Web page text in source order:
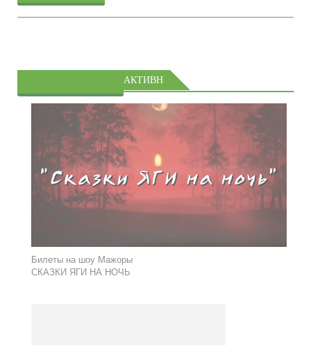
АКТИВН
БРЕНДЫ:
Билеты на шоу Мажоры
СКАЗКИ ЯГИ НА НОЧЬ